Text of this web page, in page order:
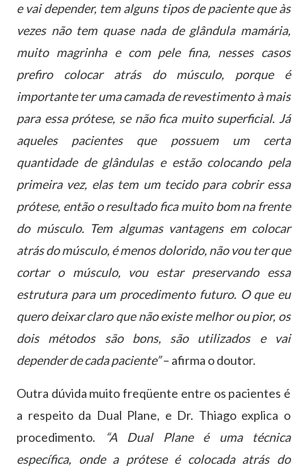
e vai depender, tem alguns tipos de paciente que às
vezes não tem quase nada de glândula mamária,
muito magrinha e com pele fina, nesses casos
prefiro colocar atrás do músculo, porque é
importante ter uma camada de revestimento à mais
para essa prótese, se não fica muito superficial. Já
aqueles pacientes que possuem um certa
quantidade de glândulas e estão colocando pela
primeira vez, elas tem um tecido para cobrir essa
prótese, então o resultado fica muito bom na frente
do músculo. Tem algumas vantagens em colocar
atrás do músculo, é menos dolorido, não vou ter que
cortar o músculo, vou estar preservando essa
estrutura para um procedimento futuro. O que eu
quero deixar claro que não existe melhor ou pior, os
dois métodos são bons, são utilizados e vai
depender de cada paciente”– afirma o doutor.
Outra dúvida muito freqüente entre os pacientes é
a respeito da Dual Plane, e Dr. Thiago explica o
procedimento.
“A Dual Plane é uma técnica
específica, onde a prótese é colocada atrás do